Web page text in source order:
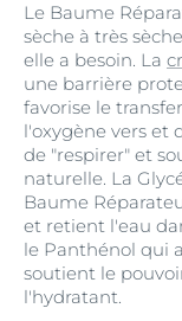
Le Baume
sèche à très
elle a besoin. La
une barrière
favorise le
l'oxygène vers et
de "respirer" et
naturelle. La
Baume
et retient l'eau
le Panthénol qui
soutient le
l'hydratant.